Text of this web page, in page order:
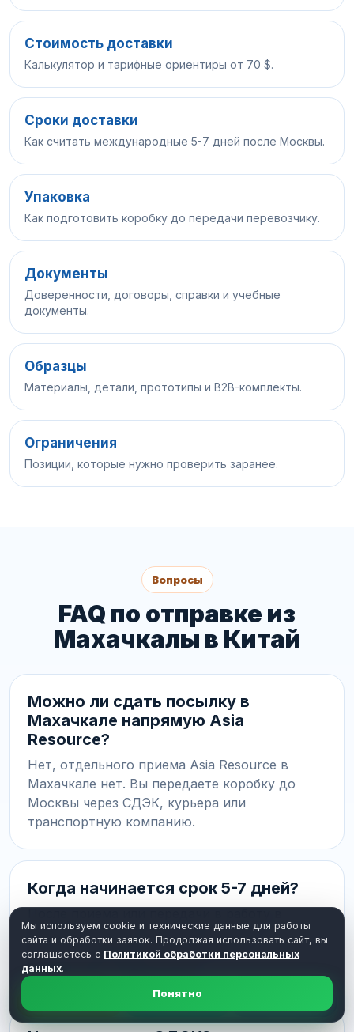
Стоимость доставки
Калькулятор и тарифные ориентиры от 70 $.
Сроки доставки
Как считать международные 5-7 дней после Москвы.
Упаковка
Как подготовить коробку до передачи перевозчику.
Документы
Доверенности, договоры, справки и учебные
документы.
Образцы
Материалы, детали, прототипы и B2B-комплекты.
Ограничения
Позиции, которые нужно проверить заранее.
Вопросы
FAQ по отправке из
Махачкалы в Китай
Можно ли сдать посылку в
Махачкале напрямую Asia
Resource?
Нет, отдельного приема Asia Resource в
Махачкале нет. Вы передаете коробку до
Москвы через СДЭК, курьера или
транспортную компанию.
Когда начинается срок 5-7 дней?
Москве. Срок перевозки Махачкала ->
Москва прибавляется отдельно по
выбранному перевозчику.
Мы используем cookie и технические данные для работы
сайта и обработки заявок. Продолжая использовать сайт, вы
соглашаетесь с Политикой обработки персональных
данных.
Понятно